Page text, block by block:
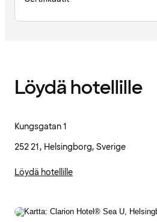
Löydä hotellille
Kungsgatan 1
252 21, Helsingborg, Sverige
Löydä hotellille